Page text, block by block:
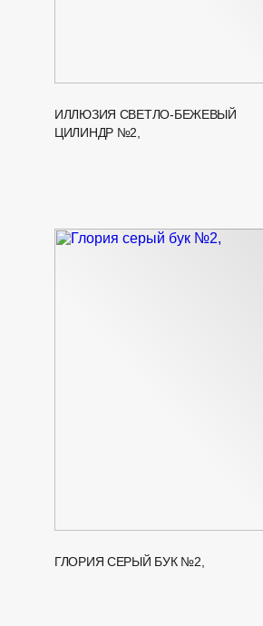
ИЛЛЮЗИЯ СВЕТЛО-БЕЖЕВЫЙ
ЦИЛИНДР №2,
ГЛОРИЯ СЕРЫЙ БУК №2,